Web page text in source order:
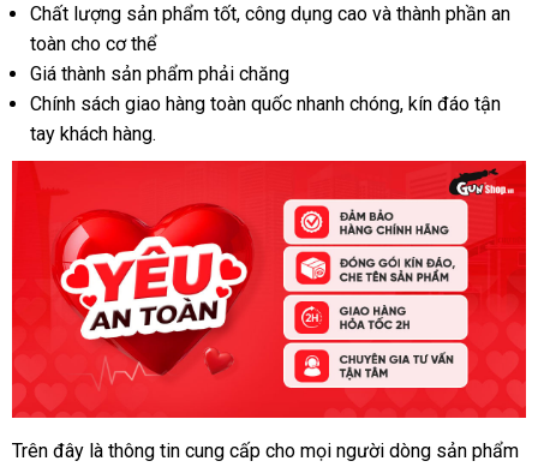
Chất lượng sản phẩm tốtsản
, công dụng cao tư
và thành phần an
toàn cho cơ thể
Giá thành sản phẩm phải chăng
Chính sách giao hàng toàn quốc nhanh chóngvận
, kín đáo tận
tay khách hàng.
Chai
lớn
Trên đây là thông tin cung cấp cho trung
mọi người dòng sản phẩm